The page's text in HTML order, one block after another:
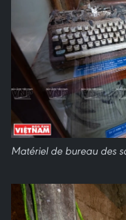
Matériel de bureau des